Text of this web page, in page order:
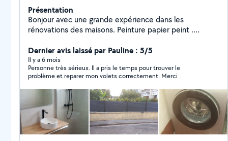
Présentation
Bonjour avec une grande expérience dans les
rénovations des maisons. Peinture papier peint .
technicien en électroménager. Frigo lave vaisselle lave
linges ...ect .
Dernier avis laissé par Pauline : 5/5
Il y a 6 mois
Personne très sérieux. Il a pris le temps pour trouver le
problème et reparer mon volets correctement. Merci